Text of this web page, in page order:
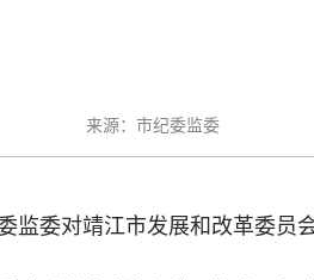
来源：市纪委监委
监委对靖江市发展和改革委